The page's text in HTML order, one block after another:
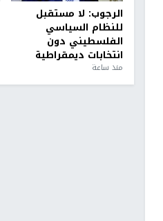
الرجوب: لا مستقبل
للنظام السياسي
الفلسطيني دون
انتخابات ديمقراطية
منذ ساعة